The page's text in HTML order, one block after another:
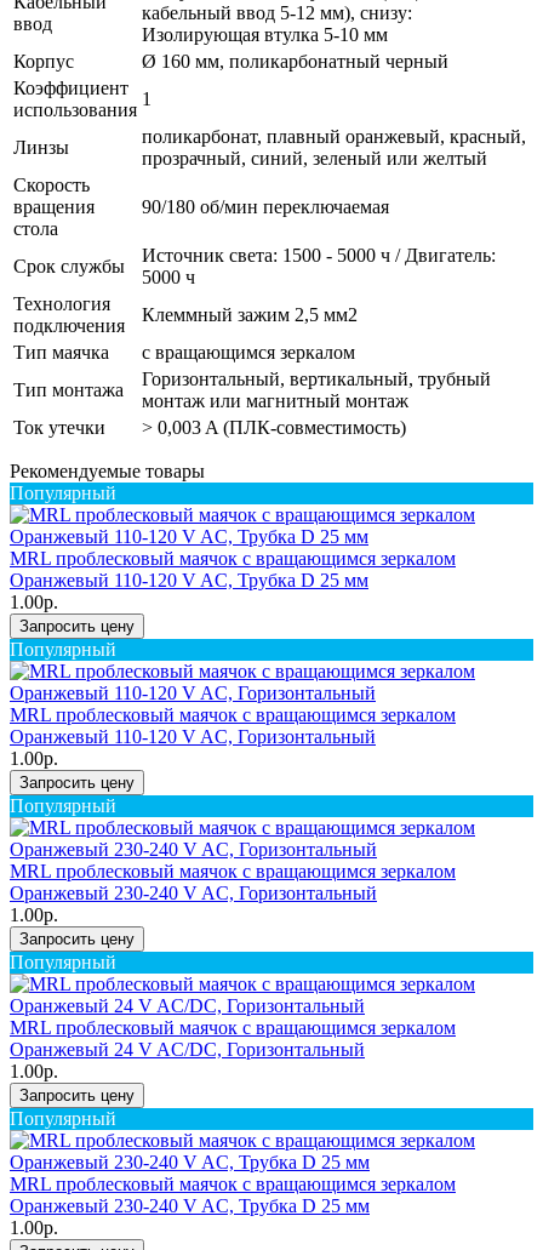
ввод
кабельный ввод 5-12 мм), снизу:
Изолирующая втулка 5-10 мм
Корпус
Ø 160 мм, поликарбонатный черный
Коэффициент
использования
1
Линзы
поликарбонат, плавный оранжевый, красный,
прозрачный, синий, зеленый или желтый
Скорость
вращения
стола
90/180 об/мин переключаемая
Срок службы
Источник света: 1500 - 5000 ч / Двигатель:
5000 ч
Технология
подключения
Клеммный зажим 2,5 мм2
Тип маячка
с вращающимся зеркалом
Тип монтажа
Горизонтальный, вертикальный, трубный
монтаж или магнитный монтаж
Ток утечки
> 0,003 A (ПЛК-совместимость)
Рекомендуемые товары
Популярный
MRL проблесковый маячок с вращающимся зеркалом
Оранжевый 110-120 V AC, Трубка D 25 мм
1.00р.
Запросить цену
Популярный
MRL проблесковый маячок с вращающимся зеркалом
Оранжевый 110-120 V AC, Горизонтальный
1.00р.
Запросить цену
Популярный
MRL проблесковый маячок с вращающимся зеркалом
Оранжевый 230-240 V AC, Горизонтальный
1.00р.
Запросить цену
Популярный
MRL проблесковый маячок с вращающимся зеркалом
Оранжевый 24 V AC/DC, Горизонтальный
1.00р.
Запросить цену
Популярный
MRL проблесковый маячок с вращающимся зеркалом
Оранжевый 230-240 V AC, Трубка D 25 мм
1.00р.